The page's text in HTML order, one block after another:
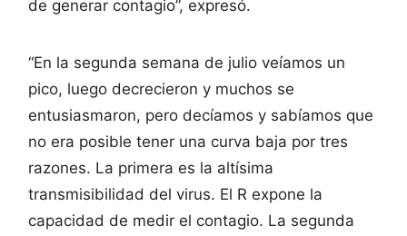
de generar contagio”, expresó.
“En la segunda semana de julio veíamos un
pico, luego decrecieron y muchos se
entusiasmaron, pero decíamos y sabíamos que
no era posible tener una curva baja por tres
razones. La primera es la altísima
transmisibilidad del virus. El R expone la
capacidad de medir el contagio. La segunda